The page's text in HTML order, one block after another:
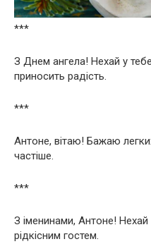
***
З Днем ангела! Нехай у
приносить радість.
***
Антоне, вітаю! Бажаю
частіше.
***
З іменинами, Антоне!
рідкісним гостем.